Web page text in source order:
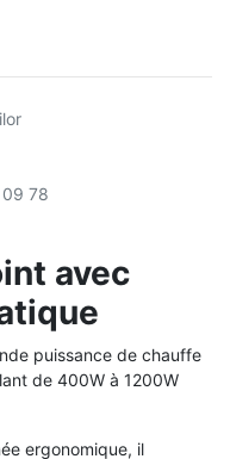
78
avec
puissance de chauffe
de 400W à 1200W
ergonomique, il